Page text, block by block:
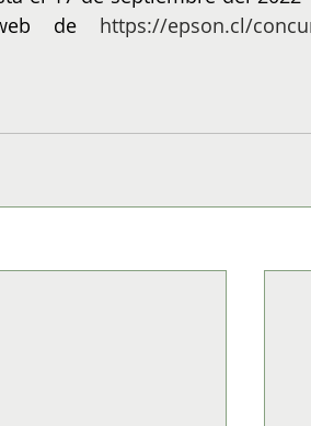
de https://epson.cl/